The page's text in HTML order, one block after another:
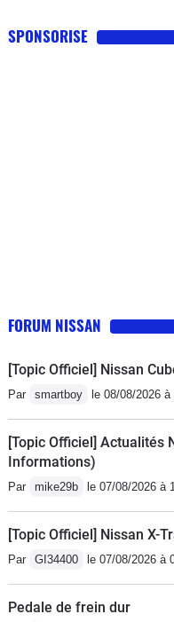
SPONSORISE
FORUM NISSAN
[Topic Officiel] Nissan
Par smartboy le 08/08/2026 à
[Topic Officiel] Actualités
Informations)
Par mike29b le 07/08/2026 à
[Topic Officiel] Nissan X-
Par GI34400 le 07/08/2026 à
Pedale de frein dur